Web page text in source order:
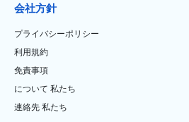
会社方針
プライバシーポリシー
利用規約
免責事項
について 私たち
連絡先 私たち